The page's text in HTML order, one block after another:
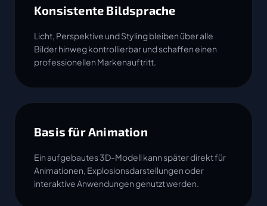
Konsistente Bildsprache
Licht, Perspektive und Styling bleiben über alle
Bilder hinweg kontrollierbar und schaffen einen
professionellen Markenauftritt.
Basis für Animation
Ein aufgebautes 3D-Modell kann später direkt für
Animationen, Explosionsdarstellungen oder
interaktive Anwendungen genutzt werden.